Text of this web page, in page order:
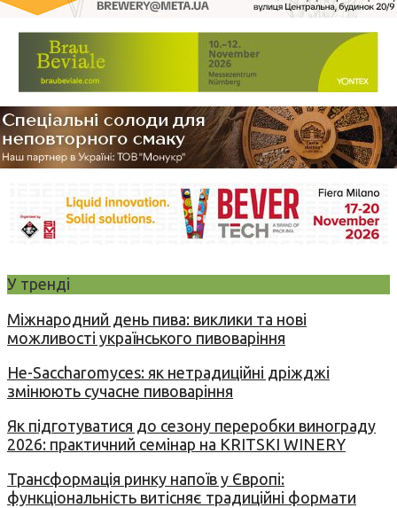
У тренді
Міжнародний день пива: виклики та нові
можливості українського пивоваріння
Не-Saccharomyces: як нетрадиційні дріжджі
змінюють сучасне пивоваріння
Як підготуватися до сезону переробки винограду
2026: практичний семінар на KRITSKI WINERY
Трансформація ринку напоїв у Європі:
функціональність витісняє традиційні формати